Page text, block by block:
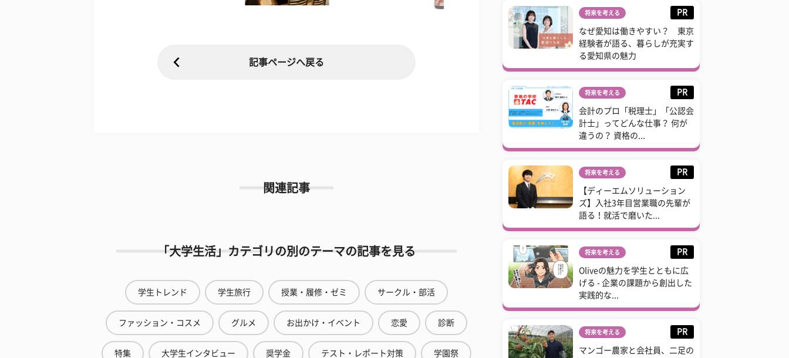
記事ページへ戻る
関連記事
「大学生活」カテゴリの別のテーマの記事を見る
学生トレンド 学生旅行 授業・履修・ゼミ サークル・部活
ファッション・コスメ グルメ お出かけ・イベント 恋愛 診断
特集 大学生インタビュー 奨学金 テスト・レポート対策 学園祭
将来を考える PR
なぜ愛知は働きやすい？ 東京
経験者が語る、暮らしが充実す
る愛知県の魅力
将来を考える PR
会計のプロ「税理士」「公認会
計士」ってどんな仕事？ 何が
違うの？ 資格の...
将来を考える PR
【ディーエムソリューション
ズ】入社3年目営業職の先輩が
語る！就活で磨いた...
将来を考える PR
Oliveの魅力を学生とともに広
げる - 企業の課題から創出した
実践的な...
将来を考える PR
マンゴー農家と会社員、二足の